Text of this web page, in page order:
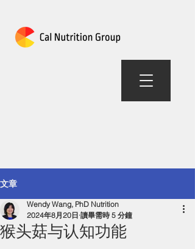
文章
猴头菇与认知功能
Wendy Wang, PhD Nutrition
2024年8月20日 讀畢需時 5 分鐘